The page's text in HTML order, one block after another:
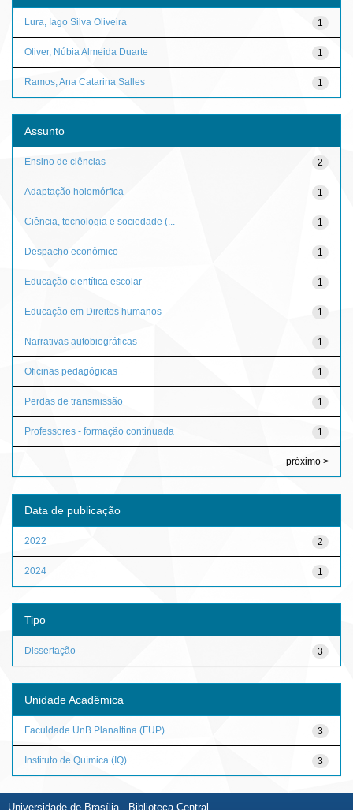
1
Lura, Iago Silva Oliveira
1
Oliver, Núbia Almeida Duarte
1
Ramos, Ana Catarina Salles
Assunto
2
Ensino de ciências
1
Adaptação holomórfica
1
Ciência, tecnologia e sociedade (...
1
Despacho econômico
1
Educação científica escolar
1
Educação em Direitos humanos
1
Narrativas autobiográficas
1
Oficinas pedagógicas
1
Perdas de transmissão
1
Professores - formação continuada
próximo >
Data de publicação
2
2022
1
2024
Tipo
3
Dissertação
Unidade Acadêmica
3
Faculdade UnB Planaltina (FUP)
3
Instituto de Química (IQ)
Universidade de Brasília - Biblioteca Central